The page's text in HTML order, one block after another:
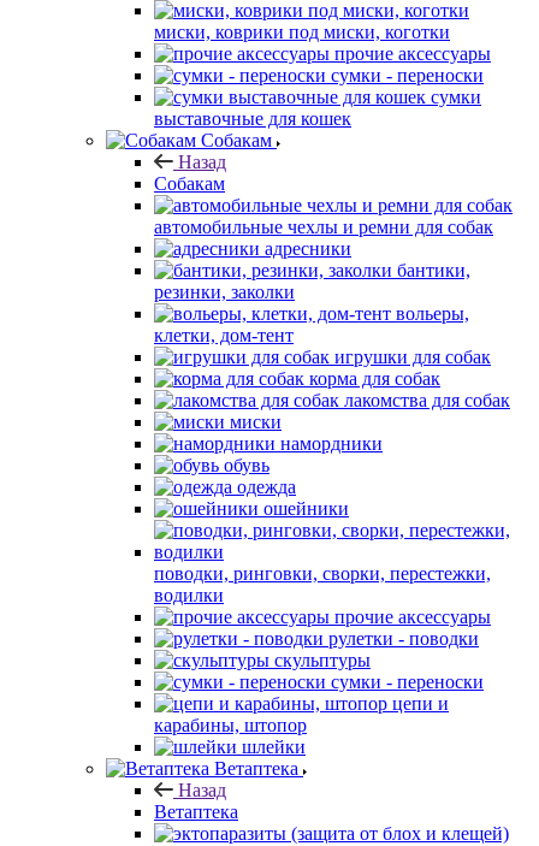
миски, коврики под миски, коготки
прочие аксессуары
сумки - переноски
сумки
выставочные для кошек
Собакам
Назад
Собакам
автомобильные чехлы и ремни для собак
адресники
бантики,
резинки, заколки
вольеры,
клетки, дом-тент
игрушки для собак
корма для собак
лакомства для собак
миски
намордники
обувь
одежда
ошейники
поводки, ринговки, сворки, перестежки,
водилки
прочие аксессуары
рулетки - поводки
скульптуры
сумки - переноски
цепи и
карабины, штопор
шлейки
Ветаптека
Назад
Ветаптека